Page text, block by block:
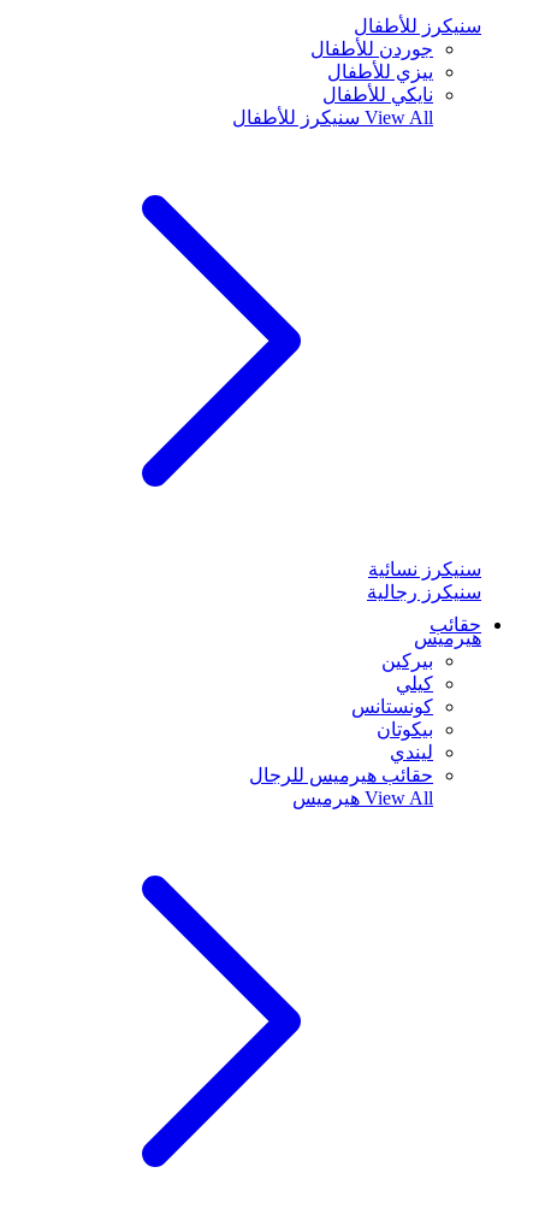
سنيكرز للأطفال
جوردن للأطفال
ييزي للأطفال
نايكي للأطفال
View All سنيكرز للأطفال
سنيكرز نسائية
سنيكرز رجالية
حقائب
هيرميس
بيركين
كيلي
كونستانس
بيكوتان
ليندي
حقائب هيرميس للرجال
View All هيرميس